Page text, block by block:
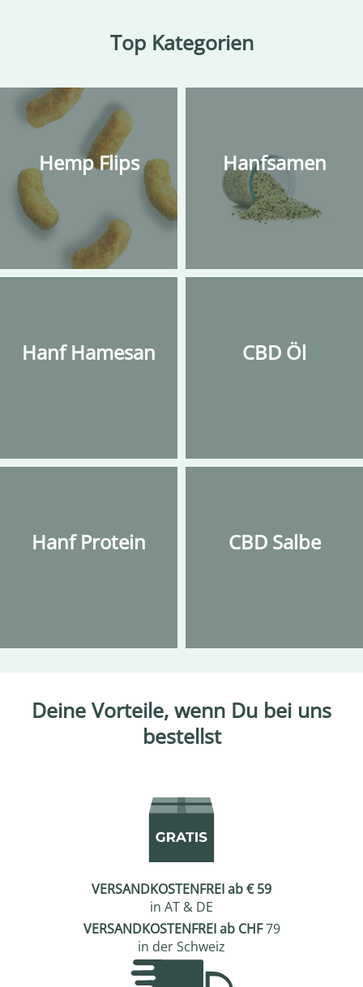
Top Kategorien
Hemp Flips Hanfsamen
Hanf Hamesan CBD Öl
Hanf Protein CBD Salbe
Deine Vorteile, wenn Du bei uns
bestellst
VERSANDKOSTENFREI ab € 59
in AT & DE
VERSANDKOSTENFREI ab CHF79
in der Schweiz